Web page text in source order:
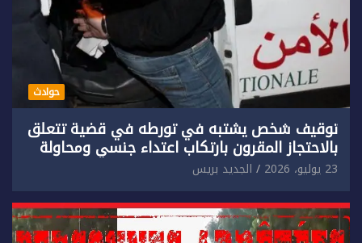
حوادث
توقيف شخص يشتبه في تورطه في قضية تتعلق
بالاحتجاز المقرون بارتكاب اعتداء جنسي ومحاولة
إضرام النار عمدا.
23 يوليو، 2026 الجديد بريس